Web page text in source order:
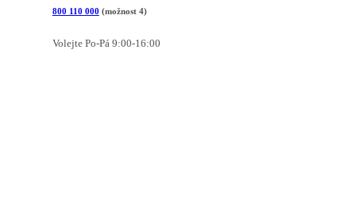
800 110 000 (možnost 4)
Volejte Po-Pá 9:00-16:00